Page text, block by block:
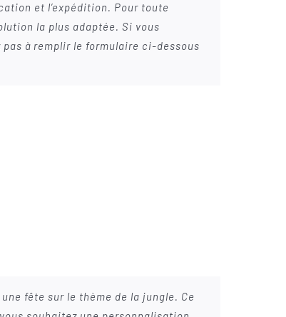
et l’expédition. Pour toute
la plus adaptée. Si vous
pas à remplir le formulaire ci-dessous
fête sur le thème de la jungle. Ce